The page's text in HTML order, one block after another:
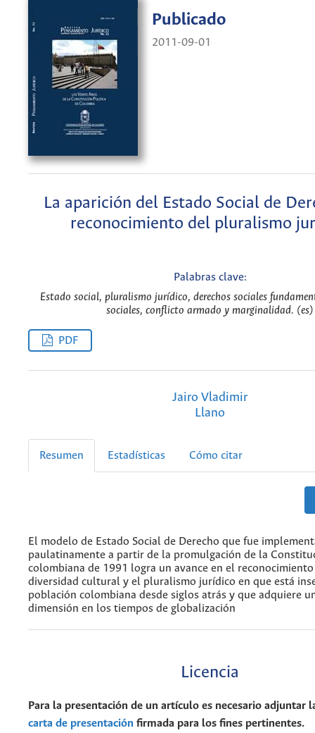
Publicado
2011-09-01
La aparición del Estado Social de
reconocimiento del pluralismo
Palabras clave:
Estado social, pluralismo jurídico, derechos sociales
sociales, conflicto armado y marginalidad. (es)
PDF
Jairo Vladimir
Llano
Resumen Estadísticas Cómo citar
El modelo de Estado Social de Derecho que fue
paulatinamente a partir de la promulgación de la
colombiana de 1991 logra un avance en el
diversidad cultural y el pluralismo jurídico en que está
población colombiana desde siglos atrás y que adquiere
dimensión en los tiempos de globalización
Licencia
Para la presentación de un artículo es necesario adjuntar
carta de presentación firmada para los fines pertinentes.